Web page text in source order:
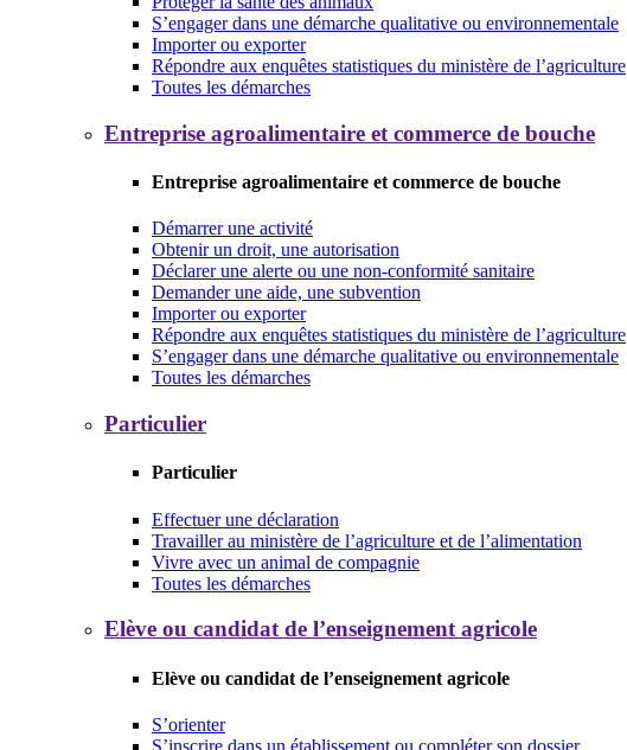
S’engager dans une démarche qualitative ou environnementale
Importer ou exporter
Répondre aux enquêtes statistiques du ministère de l’agriculture
Toutes les démarches
Entreprise agroalimentaire et commerce de bouche
Entreprise agroalimentaire et commerce de bouche
Démarrer une activité
Obtenir un droit, une autorisation
Déclarer une alerte ou une non-conformité sanitaire
Demander une aide, une subvention
Importer ou exporter
Répondre aux enquêtes statistiques du ministère de l’agriculture
S’engager dans une démarche qualitative ou environnementale
Toutes les démarches
Particulier
Particulier
Effectuer une déclaration
Travailler au ministère de l’agriculture et de l’alimentation
Vivre avec un animal de compagnie
Toutes les démarches
Elève ou candidat de l’enseignement agricole
Elève ou candidat de l’enseignement agricole
S’orienter
S’inscrire dans un établissement ou compléter son dossier